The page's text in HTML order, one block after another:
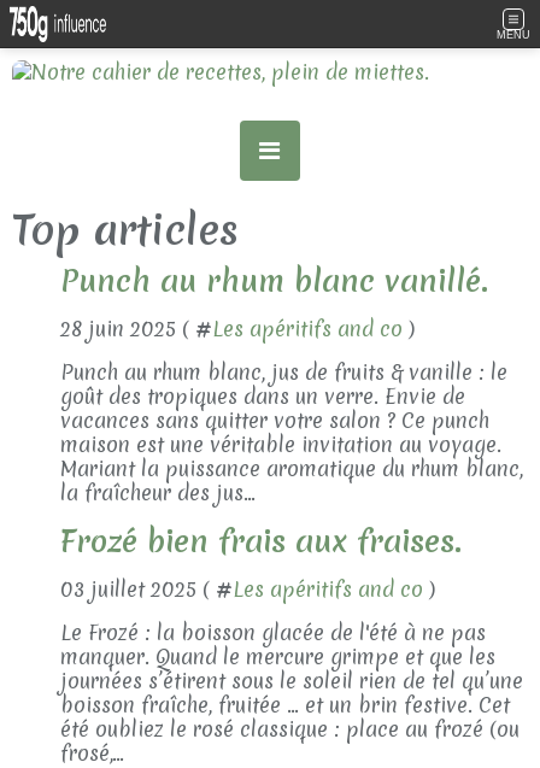
MENU
Top articles
Punch au rhum blanc vanillé.
28 juin 2025 ( #Les apéritifs and co )
Punch au rhum blanc, jus de fruits & vanille : le
goût des tropiques dans un verre. Envie de
vacances sans quitter votre salon ? Ce punch
maison est une véritable invitation au voyage.
Mariant la puissance aromatique du rhum blanc,
la fraîcheur des jus...
Frozé bien frais aux fraises.
03 juillet 2025 ( #Les apéritifs and co )
Le Frozé : la boisson glacée de l'été à ne pas
manquer. Quand le mercure grimpe et que les
journées s’étirent sous le soleil rien de tel qu’une
boisson fraîche, fruitée … et un brin festive. Cet
été oubliez le rosé classique : place au frozé (ou
frosé,...